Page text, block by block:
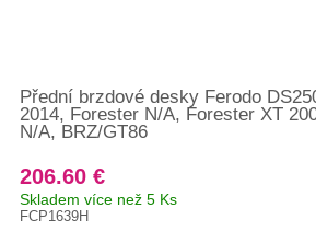
Přední brzdové desky Ferodo
2014, Forester N/A, Forester XT
N/A, BRZ/GT86
206.60 €
Skladem více než 5 Ks
FCP1639H